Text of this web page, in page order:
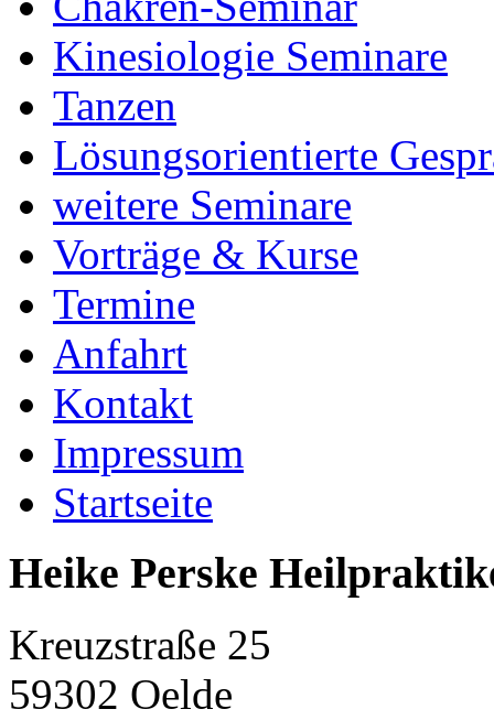
Kinesiologie Seminare
Tanzen
Lösungsorientierte
weitere Seminare
Vorträge & Kurse
Termine
Anfahrt
Kontakt
Impressum
Startseite
Heike Perske
Kreuzstraße 25
59302 Oelde